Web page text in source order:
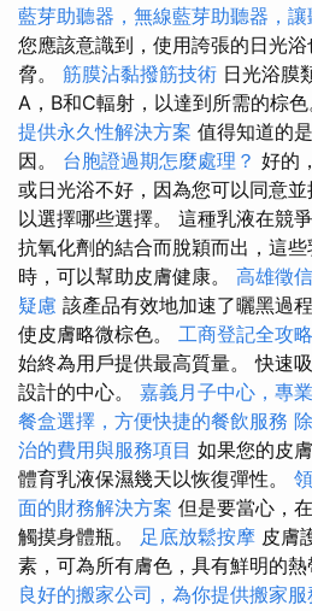
藍芽助聽器，無線藍芽助聽器，
您應該意識到，使用誇張的日光
脅。 筋膜沾黏撥筋技術 日光浴膜
A，B和C輻射，以達到所需的棕色
提供永久性解決方案 值得知道的
因。 台胞證過期怎麼處理？ 好的
或日光浴不好，因為您可以同意
以選擇哪些選擇。 這種乳液在競
抗氧化劑的結合而脫穎而出，這
時，可以幫助皮膚健康。 高雄徵
疑慮 該產品有效地加速了曬黑過
使皮膚略微棕色。 工商登記全攻略
始終為用戶提供最高質量。 快速
設計的中心。 嘉義月子中心，專
餐盒選擇，方便快捷的餐飲服務
治的費用與服務項目 如果您的皮
體育乳液保濕幾天以恢復彈性。
面的財務解決方案 但是要當心，
觸摸身體瓶。 足底放鬆按摩 皮膚
素，可為所有膚色，具有鮮明的熱
良好的搬家公司，為你提供搬家服